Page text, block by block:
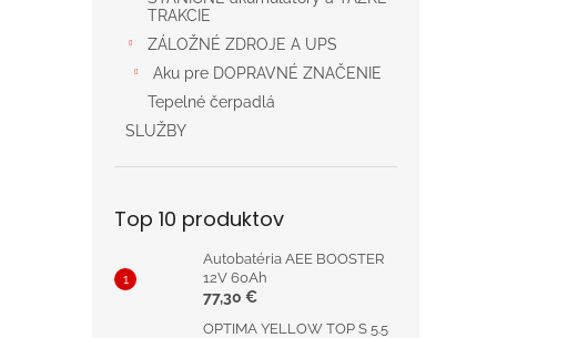
TRAKCIE
ZÁLOŽNÉ ZDROJE A UPS
Aku pre DOPRAVNÉ ZNAČENIE
Tepelné čerpadlá
SLUŽBY
Top 10 produktov
Autobatéria AEE BOOSTER
12V 60Ah
77,30 €
OPTIMA YELLOW TOP S 5.5